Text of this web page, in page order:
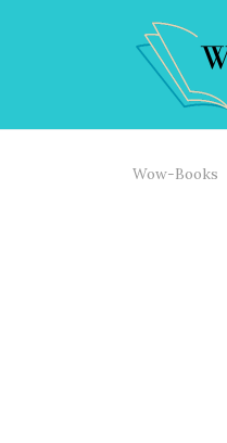
Wow-Books